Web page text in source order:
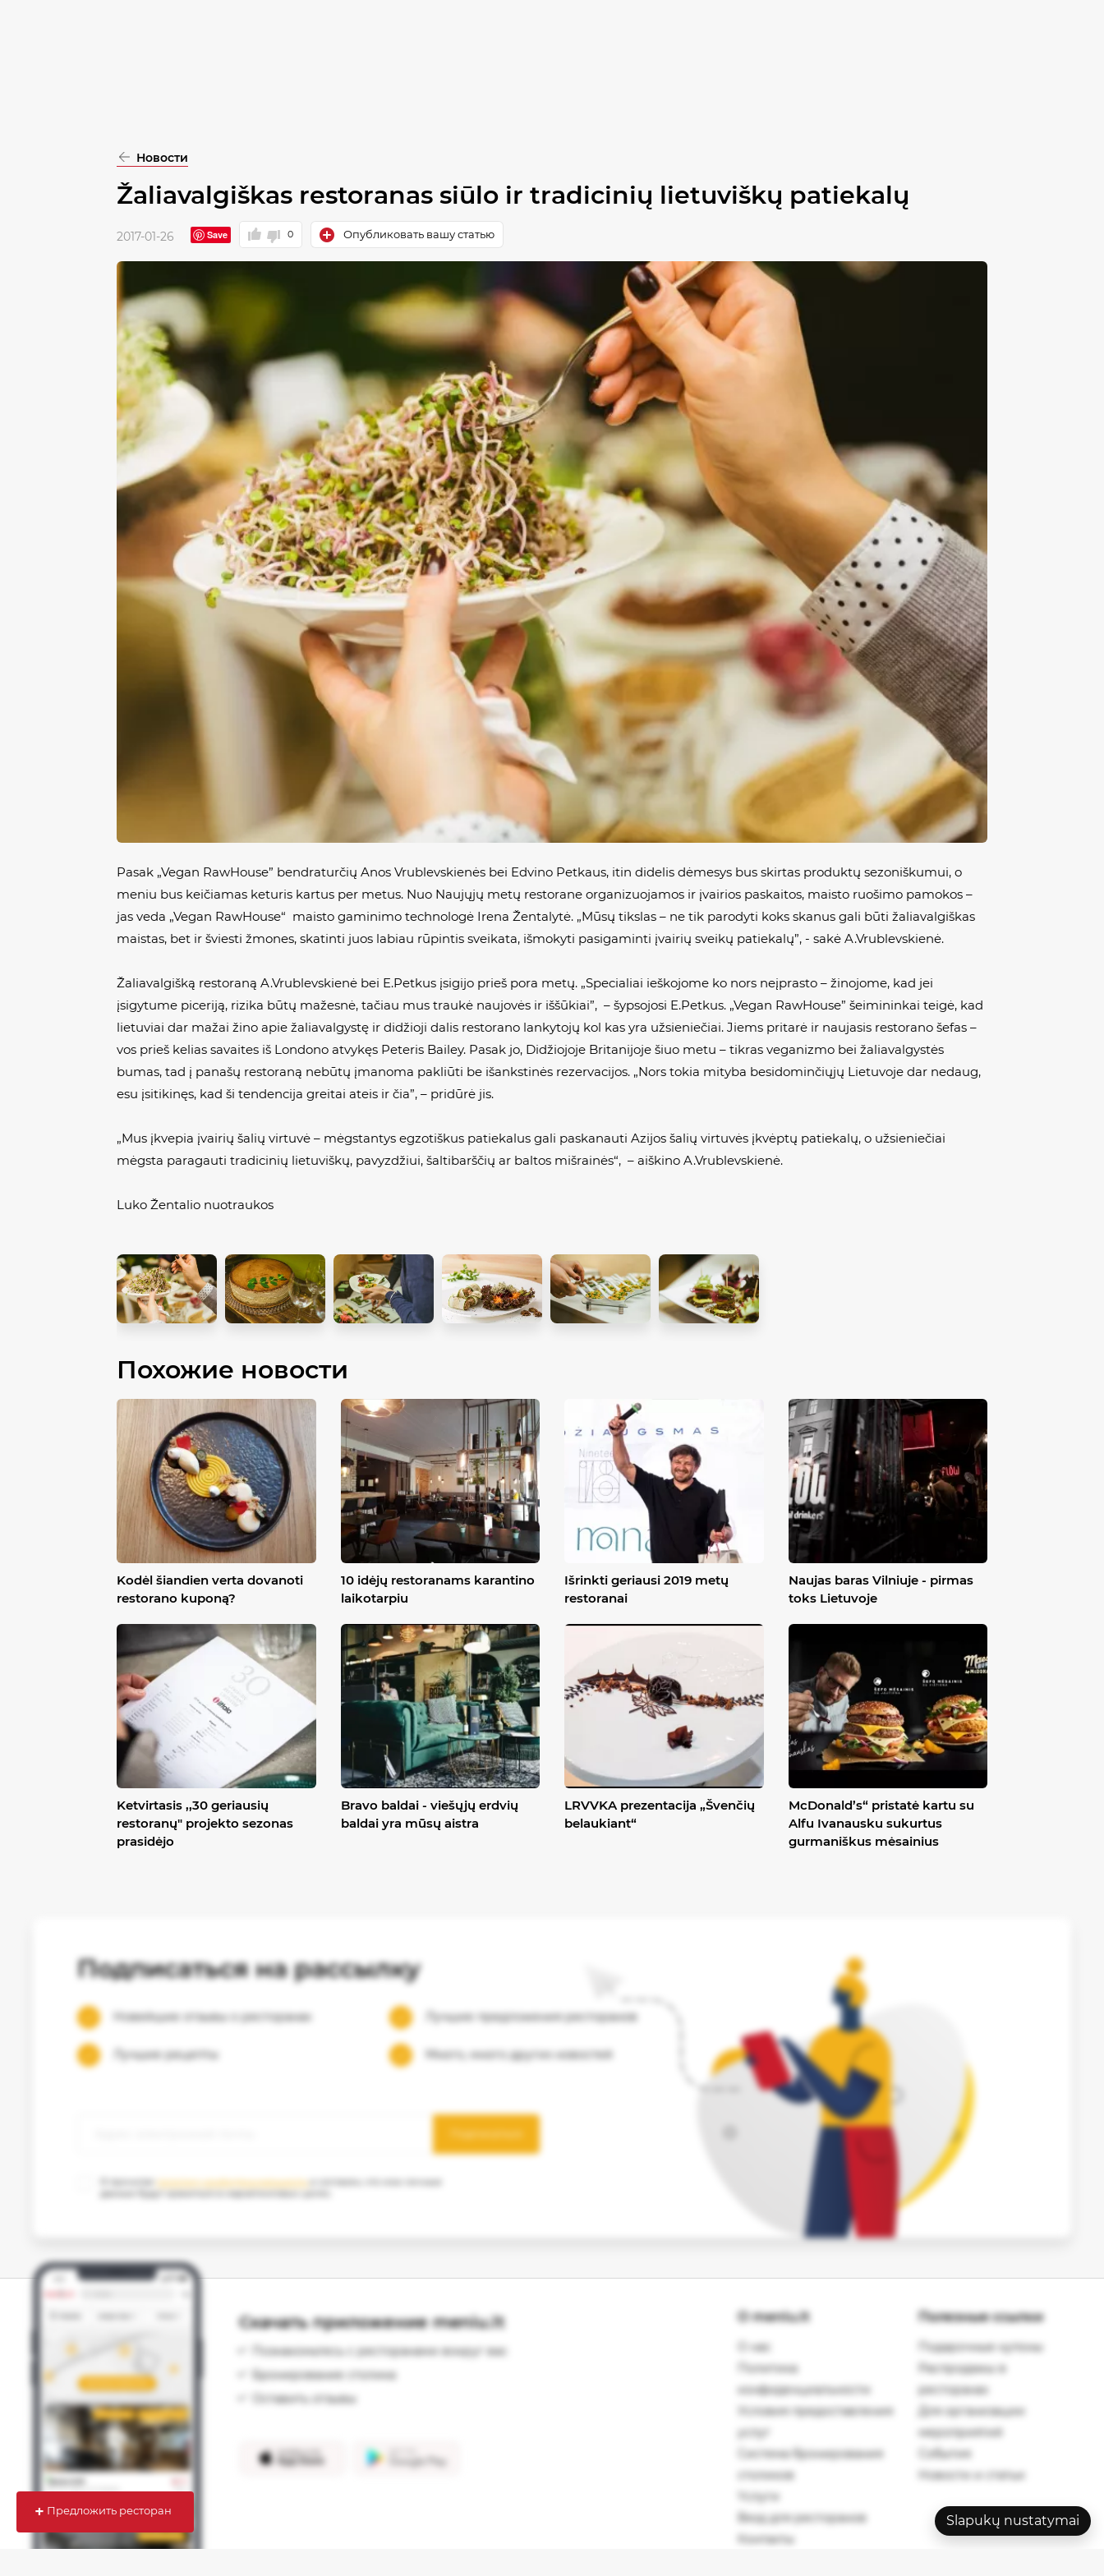
Slapukų nustatymai
+ Предложить ресторан
Новости
Žaliavalgiškas restoranas siūlo ir tradicinių lietuviškų patiekalų
2017-01-26 Save 0 Опубликовать вашу статью
Pasak „Vegan RawHouse” bendraturčių Anos Vrublevskienės bei Edvino Petkaus, itin didelis dėmesys bus skirtas produktų sezoniškumui, o
meniu bus keičiamas keturis kartus per metus. Nuo Naujųjų metų restorane organizuojamos ir įvairios paskaitos, maisto ruošimo pamokos –
jas veda „Vegan RawHouse“ maisto gaminimo technologė Irena Žentalytė. „Mūsų tikslas – ne tik parodyti koks skanus gali būti žaliavalgiškas
maistas, bet ir šviesti žmones, skatinti juos labiau rūpintis sveikata, išmokyti pasigaminti įvairių sveikų patiekalų”, - sakė A.Vrublevskienė.
Žaliavalgišką restoraną A.Vrublevskienė bei E.Petkus įsigijo prieš pora metų. „Specialiai ieškojome ko nors neįprasto – žinojome, kad jei
įsigytume piceriją, rizika būtų mažesnė, tačiau mus traukė naujovės ir iššūkiai”, – šypsojosi E.Petkus. „Vegan RawHouse” šeimininkai teigė, kad
lietuviai dar mažai žino apie žaliavalgystę ir didžioji dalis restorano lankytojų kol kas yra užsieniečiai. Jiems pritarė ir naujasis restorano šefas –
vos prieš kelias savaites iš Londono atvykęs Peteris Bailey. Pasak jo, Didžiojoje Britanijoje šiuo metu – tikras veganizmo bei žaliavalgystės
bumas, tad į panašų restoraną nebūtų įmanoma pakliūti be išankstinės rezervacijos. „Nors tokia mityba besidominčiųjų Lietuvoje dar nedaug,
esu įsitikinęs, kad ši tendencija greitai ateis ir čia”, – pridūrė jis.
„Mus įkvepia įvairių šalių virtuvė – mėgstantys egzotiškus patiekalus gali paskanauti Azijos šalių virtuvės įkvėptų patiekalų, o užsieniečiai
mėgsta paragauti tradicinių lietuviškų, pavyzdžiui, šaltibarščių ar baltos mišrainės“, – aiškino A.Vrublevskienė.
Luko Žentalio nuotraukos
Похожие новости
Kodėl šiandien verta dovanoti
restorano kuponą?
10 idėjų restoranams karantino
laikotarpiu
Išrinkti geriausi 2019 metų
restoranai
Naujas baras Vilniuje - pirmas
toks Lietuvoje
Ketvirtasis ,,30 geriausių
restoranų" projekto sezonas
prasidėjo
Bravo baldai - viešųjų erdvių
baldai yra mūsų aistra
LRVVKA prezentacija „Švenčių
belaukiant“
McDonald’s“ pristatė kartu su
Alfu Ivanausku sukurtus
gurmaniškus mėsainius
Подписаться на рассылку
Новейшие отзывы о ресторанах Лучшие предложения ресторанов
Лучшие рецепты Много, много других новостей
Подписаться
Я прочитал политику конфиденциальностии согласен, что мои личные
данные будут храниться в маркетинговых целях.
Скачать приложение meniu.lt
Познакомьтесь с ресторанами вокруг вас
Бронирование столика
Оставить отзывы
О meniu.lt
О нас
Политика
конфиденциальности
Условия предоставления
услуг
Система бронирования
столиков
Yслуги
Вход для ресторанов
Контакты
Полезные ссылки
Подарочные купоны
Распродажы в
ресторанах
Для организации
мероприятий
События
Новости и статьи